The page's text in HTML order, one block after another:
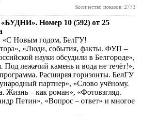
Количество показов: 2773
«БУДНИ». Номер 10 (592) от 25
«С Новым годом, БелГУ!
«Люди, события, факты. ФУП –
науки обсудили в Белгороде»,
Под лежачий камень и вода не течёт!»,
Расширяя горизонты. БелГУ
партнер», «Слово учёному.
Жизнь – как роман», «Фотовзгляд.
Петин», «Вопрос – ответ» и многое